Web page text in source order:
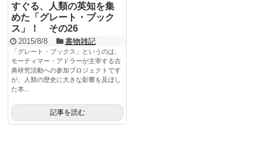
すぐる、人類の英知を集
めた「グレート・ブック
ス」！ その26
2015/8/8 書物雑記
「グレート・ブックス」というのは、
モーティマー・アドラーが主宰する古
典研究活動への参加プロジェクトです
が、人類の歴史に大きな影響を及ぼし
た本...
記事を読む